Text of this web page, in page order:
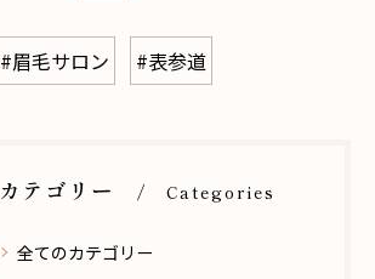
#眉毛サロン #表参道
カテゴリー Categories
全てのカテゴリー